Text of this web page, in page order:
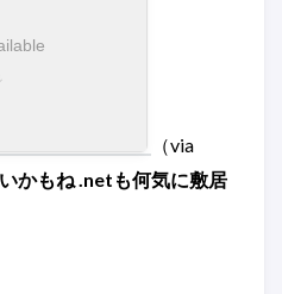
（via
かもね .netも何気に敷居